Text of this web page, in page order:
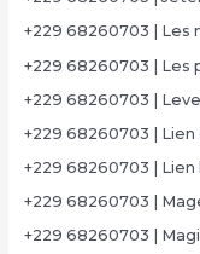
+229 68260703 | Les
+229 68260703 |
+229 68260703 |
+229 68260703 | Lien
+229 68260703 |
+229 68260703 |
+229 68260703 |